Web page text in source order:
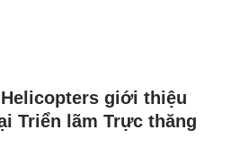
giới thiệu
Triển lãm Trực thăng